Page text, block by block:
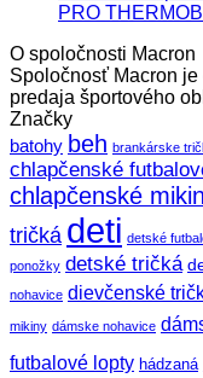
PRO
O spoločnosti Macron
Spoločnosť Macron
predaja športového
Značky
batohy beh brankárske
chlapčenské
chlapčenské
tričká deti detské
ponožky detské tričká
nohavice dievčenské
mikiny dámske nohavice
futbalové lopty hádzaná